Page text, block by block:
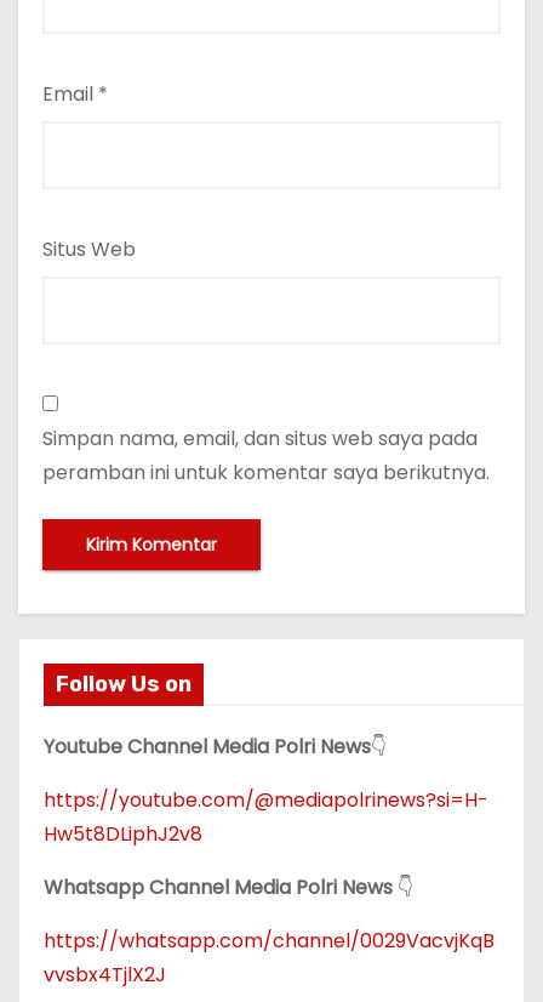
Email *
Situs Web
Simpan nama, email, dan situs web saya pada
peramban ini untuk komentar saya berikutnya.
Follow Us on
Youtube Channel Media Polri News👇
https://youtube.com/@mediapolrinews?si=H-
Hw5t8DLiphJ2v8
Whatsapp Channel Media Polri News 👇
https://whatsapp.com/channel/0029VacvjKqB
vvsbx4TjlX2J